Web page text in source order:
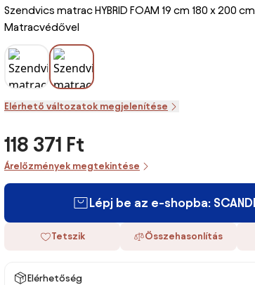
Szendvics matrac HYBRID FOAM 19 cm 180 x 200
Matracvédővel
Elérhető változatok megjelenítése
118 371 Ft
Árelőzmények megtekintése
Lépj be az e-shopba:
Tetszik Összehasonlítás
Elérhetőség